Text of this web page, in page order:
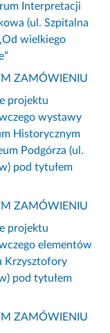
Interpretacji
(ul. Szpitalna
wielkiego
ZAMÓWIENIU
projektu
wystawy
Historycznym
Podgórza (ul.
pod tytułem
ZAMÓWIENIU
projektu
elementów
Krzysztofory
pod tytułem
ZAMÓWIENIU